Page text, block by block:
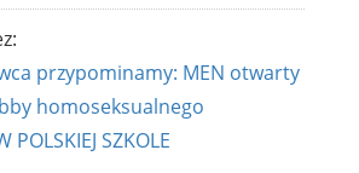
przypominamy: MEN otwarty
homoseksualnego
POLSKIEJ SZKOLE